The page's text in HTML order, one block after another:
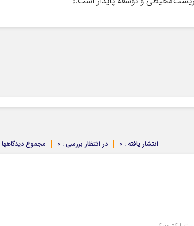
مجموع دیدگاهها در انتظار بررسی : 0 انتشار یافته : 0